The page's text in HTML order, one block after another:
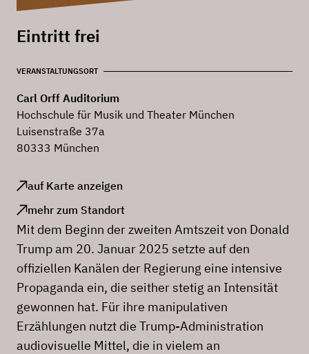
Eintritt frei
VERANSTALTUNGSORT
Carl Orff Auditorium
Hochschule für Musik und Theater München
Luisenstraße 37a
80333 München
auf Karte anzeigen
mehr zum Standort
Mit dem Beginn der zweiten Amtszeit von Donald
Trump am 20. Januar 2025 setzte auf den
offiziellen Kanälen der Regierung eine intensive
Propaganda ein, die seither stetig an Intensität
gewonnen hat. Für ihre manipulativen
Erzählungen nutzt die Trump-Administration
audiovisuelle Mittel, die in vielem an